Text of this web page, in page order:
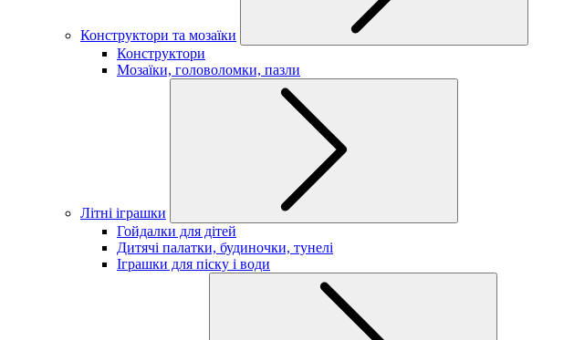
Конструктори та мозаїки
Конструктори
Мозаїки, головоломки, пазли
Літні іграшки
Гойдалки для дітей
Дитячі палатки, будиночки, тунелі
Іграшки для піску і води